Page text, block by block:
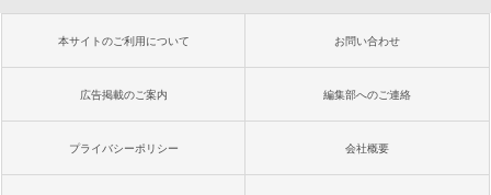
本サイトのご利用について お問い合わせ
広告掲載のご案内 編集部へのご連絡
プライバシーポリシー 会社概要